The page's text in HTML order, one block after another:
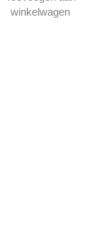
winkelwagen